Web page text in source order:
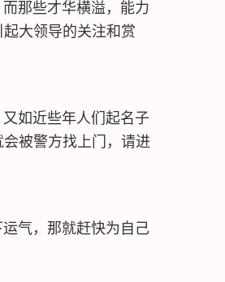
那些才华横溢，能力
大领导的关注和赏
如近些年人们起名子
被警方找上门，请进
气，那就赶快为自己